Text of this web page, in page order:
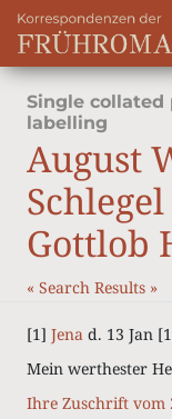
Single
labelling
August
Schlegel
Gottlob
« Search Results »
[1] Jena d. 13 Jan
Mein werthester
Ihre Zuschrift vom